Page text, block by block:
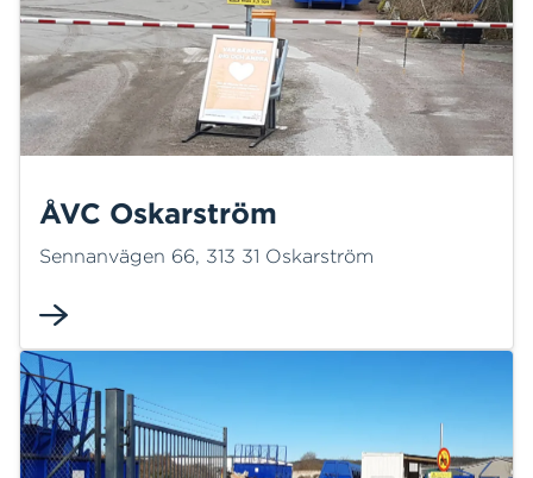
ÅVC Oskarström
Sennanvägen 66, 313 31 Oskarström